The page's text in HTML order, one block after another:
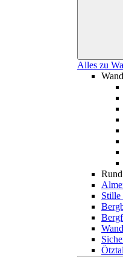
Alles zu
Stille